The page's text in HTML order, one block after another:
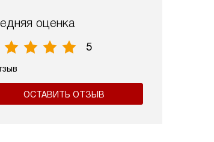
оценка
5
ОСТАВИТЬ ОТЗЫВ